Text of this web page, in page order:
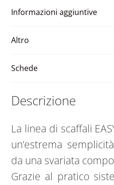
x
ripiani
quantità
Informazioni aggiuntive
Altro
Schede
Descrizione
La linea di scaffali
un’estrema
da una svariata
Grazie al pratico